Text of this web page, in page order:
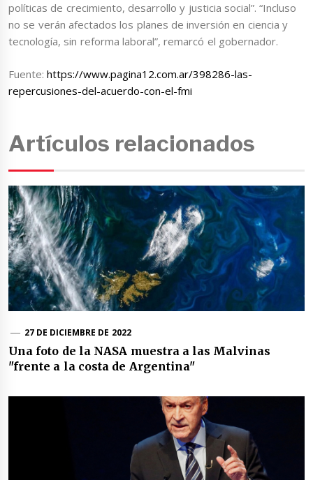
políticas de crecimiento, desarrollo y justicia social”. “Incluso
no se verán afectados los planes de inversión en ciencia y
tecnología, sin reforma laboral”, remarcó el gobernador.
Fuente:https://www.pagina12.com.ar/398286-las-
repercusiones-del-acuerdo-con-el-fmi
Artículos relacionados
27 DE DICIEMBRE DE 2022
Una foto de la NASA muestra a las Malvinas
"frente a la costa de Argentina"